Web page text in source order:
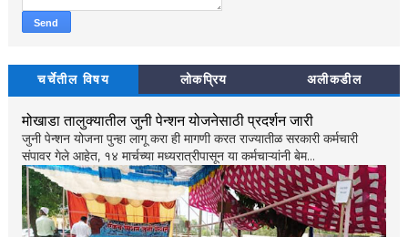
चर्चेतील विषय लोकप्रिय अलीकडील
मोखाडा तालुक्यातील जुनी पेन्शन योजनेसाठी प्रदर्शन जारी
जुनी पेन्शन योजना पुन्हा लागू करा ही मागणी करत राज्यातीळ सरकारी कर्मचारी
संपावर गेले आहेत, १४ मार्चच्या मध्यरात्रीपासून या कर्मचाऱ्यांनी बेम...